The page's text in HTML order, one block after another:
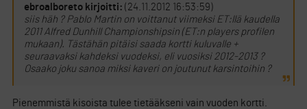
ebroalboreto kirjoitti: (24.11.2012 16:53:59)
siis häh ? Pablo Martin on voittanut viimeksi ET:llä kaudella
2011 Alfred Dunhill Championshipsin (ET:n players profilen
mukaan). Tästähän pitäisi saada kortti kuluvalle +
seuraavaksi kahdeksi vuodeksi, eli vuosiksi 2012-2013 ?
Osaako joku sanoa miksi kaveri on joutunut karsintoihin ?
Pienemmistä kisoista tulee tietääkseni vain vuoden kortti.